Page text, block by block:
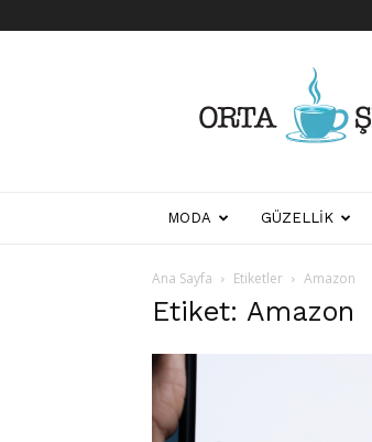
Biraz
Biraz
MODA GÜZELLIK
Ana Sayfa Etiketler Amazon
Etiket: Amazon